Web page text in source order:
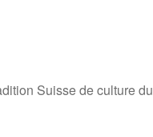
Suisse de culture du